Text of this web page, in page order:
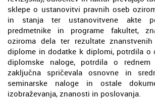
sklepe o ustanovitvi pravnih oseb
in stanja ter ustanovitvene akte
predmetnike in programe fakultet,
oziroma dela ter rezultate
diplome in dodatke k diplomi, potrdila o
diplomske naloge, potrdila o
zaključna spričevala osnovne in
seminarske naloge in ostale
izobraževanja, znanosti in poslovanja.